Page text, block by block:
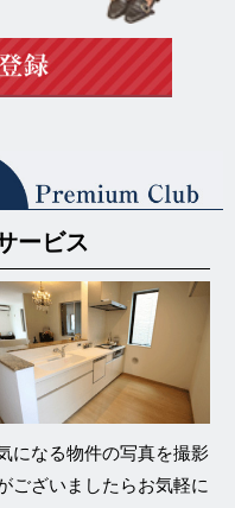
ービス
になる物件の写真を撮影
ございましたらお気軽に